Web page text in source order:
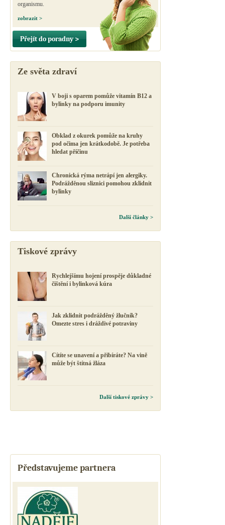
organismu.
zobrazit >
Přejít do poradny >
Ze světa zdraví
V boji s oparem pomůže vitamín B12 a
bylinky na podporu imunity
Obklad z okurek pomůže na kruhy
pod očima jen krátkodobě. Je potřeba
hledat příčinu
Chronická rýma netrápí jen alergiky.
Podrážděnou sliznici pomohou zklidnit
bylinky
Další články >
Tiskové zprávy
Rychlejšímu hojení prospěje důkladné
čištění i bylinková kúra
Jak zklidnit podrážděný žlučník?
Omezte stres i dráždivé potraviny
Cítíte se unavení a přibíráte? Na vině
může být štítná žláza
Další tiskové zprávy >
Představujeme partnera